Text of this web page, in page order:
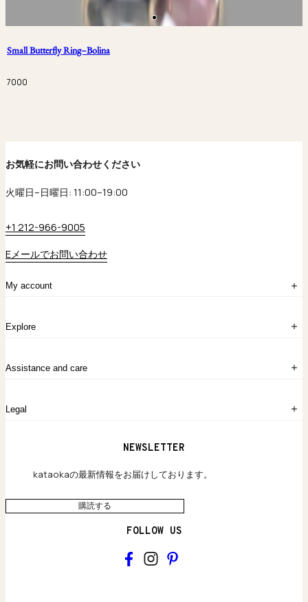
Small Butterfly Ring–Bolina
7000
My account
アカウント作成
お問い合わせ
Explore
kataokaについて
Chronicles
Assistance and care
Legal
アクセシビリティ方針
お気軽にお問い合わせください
火曜日–日曜日: 11:00–19:00
+1 212-966-9005
Eメールでお問い合わせ
NEWSLETTER
kataokaの最新情報をお届けしております。
購読する
FOLLOW US